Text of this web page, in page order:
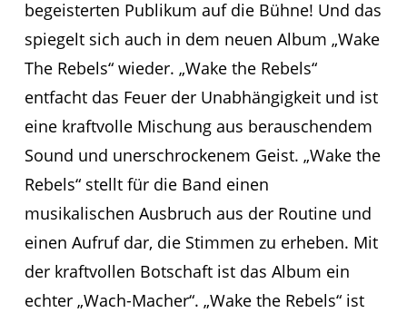
begeisterten Publikum auf die Bühne! Und das
spiegelt sich auch in dem neuen Album „Wake
The Rebels“ wieder. „Wake the Rebels“
entfacht das Feuer der Unabhängigkeit und ist
eine kraftvolle Mischung aus berauschendem
Sound und unerschrockenem Geist. „Wake the
Rebels“ stellt für die Band einen
musikalischen Ausbruch aus der Routine und
einen Aufruf dar, die Stimmen zu erheben. Mit
der kraftvollen Botschaft ist das Album ein
echter „Wach-Macher“. „Wake the Rebels“ ist